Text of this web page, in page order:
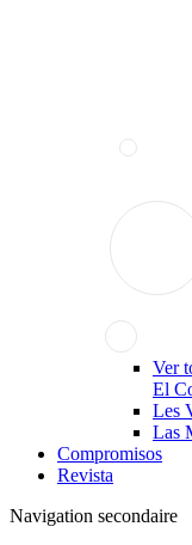
Ver
El
Les
Las
Compromisos
Revista
Navigation secondaire